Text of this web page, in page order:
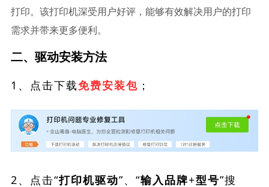
打印。该打印机深受用户好评，能够有效解决用户的打印
需求并带来更多便利。
二、驱动安装方法
1、点击下载免费安装包 ；
2、点击“打印机驱动”、“输入品牌+型号”搜